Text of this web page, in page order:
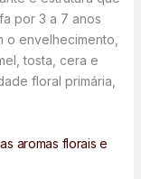
por 3 a 7 anos
o envelhecimento,
tosta, cera e
floral primária,
aromas florais e